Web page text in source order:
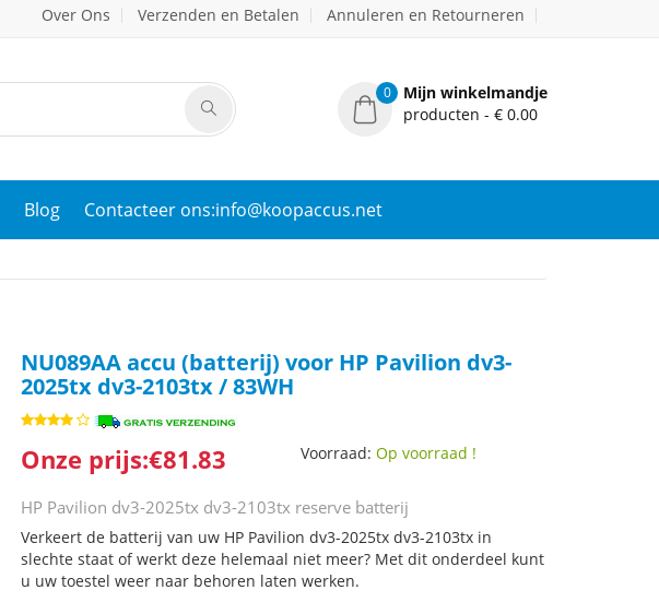
Over Ons Verzenden en Betalen Annuleren en Retourneren
0
Mijn winkelmandje
producten - € 0.00
Blog Contacteer ons:info@koopaccus.net
NU089AA accu (batterij) voor HP Pavilion dv3-
2025tx dv3-2103tx / 83WH
Onze prijs:€81.83 Voorraad:Op voorraad !
HP Pavilion dv3-2025tx dv3-2103tx reserve batterij
Verkeert de batterij van uw HP Pavilion dv3-2025tx dv3-2103tx in
slechte staat of werkt deze helemaal niet meer? Met dit onderdeel kunt
u uw toestel weer naar behoren laten werken.